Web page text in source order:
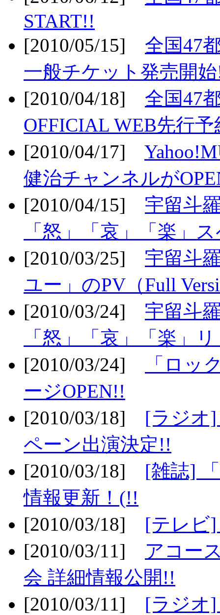
START!!
[2010/05/15] 全国47
一般チケット発売開
[2010/04/18] 全国47
OFFICIAL WEB先行
[2010/04/17]
健治チャンネルが
[2010/04/15] 宇留斗
「怒」「哀」「楽」
[2010/03/25] 宇留斗
ユー」のPV（Full
[2010/03/24] 宇留斗
「怒」「哀」「楽」
[2010/03/24]
「ロッ
ージOPEN!!
[2010/03/18] [ラジオ
ペーン出演決定!!
[2010/03/18] [雑誌]
情報更新！(!!
[2010/03/18] [テレビ
[2010/03/11] アコー
会 詳細情報公開!!
[2010/03/11] [ラジオ